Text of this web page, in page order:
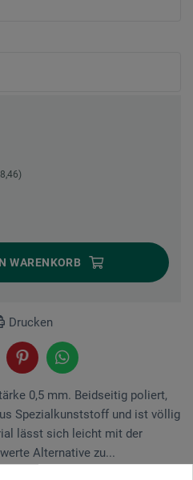
WARENKORB
Drucken
0,5 mm. Beidseitig po­liert,
Spezialkunststoff und ist völlig
lässt sich leicht mit der
Alternative zu...